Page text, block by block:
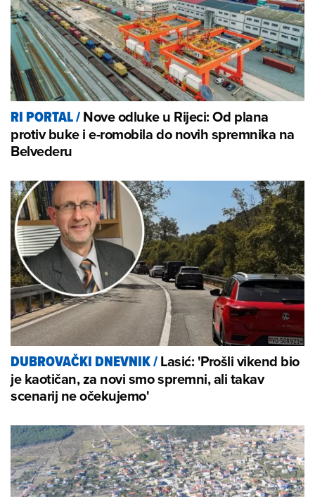
RI PORTAL/Nove odluke u Rijeci: Od plana
protiv buke i e-romobila do novih spremnika na
Belvederu
DUBROVAČKI DNEVNIK/Lasić: 'Prošli vikend bio
je kaotičan, za novi smo spremni, ali takav
scenarij ne očekujemo'